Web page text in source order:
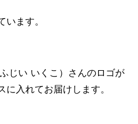
ます。
じい いくこ）さんのロゴが
に入れてお届けします。